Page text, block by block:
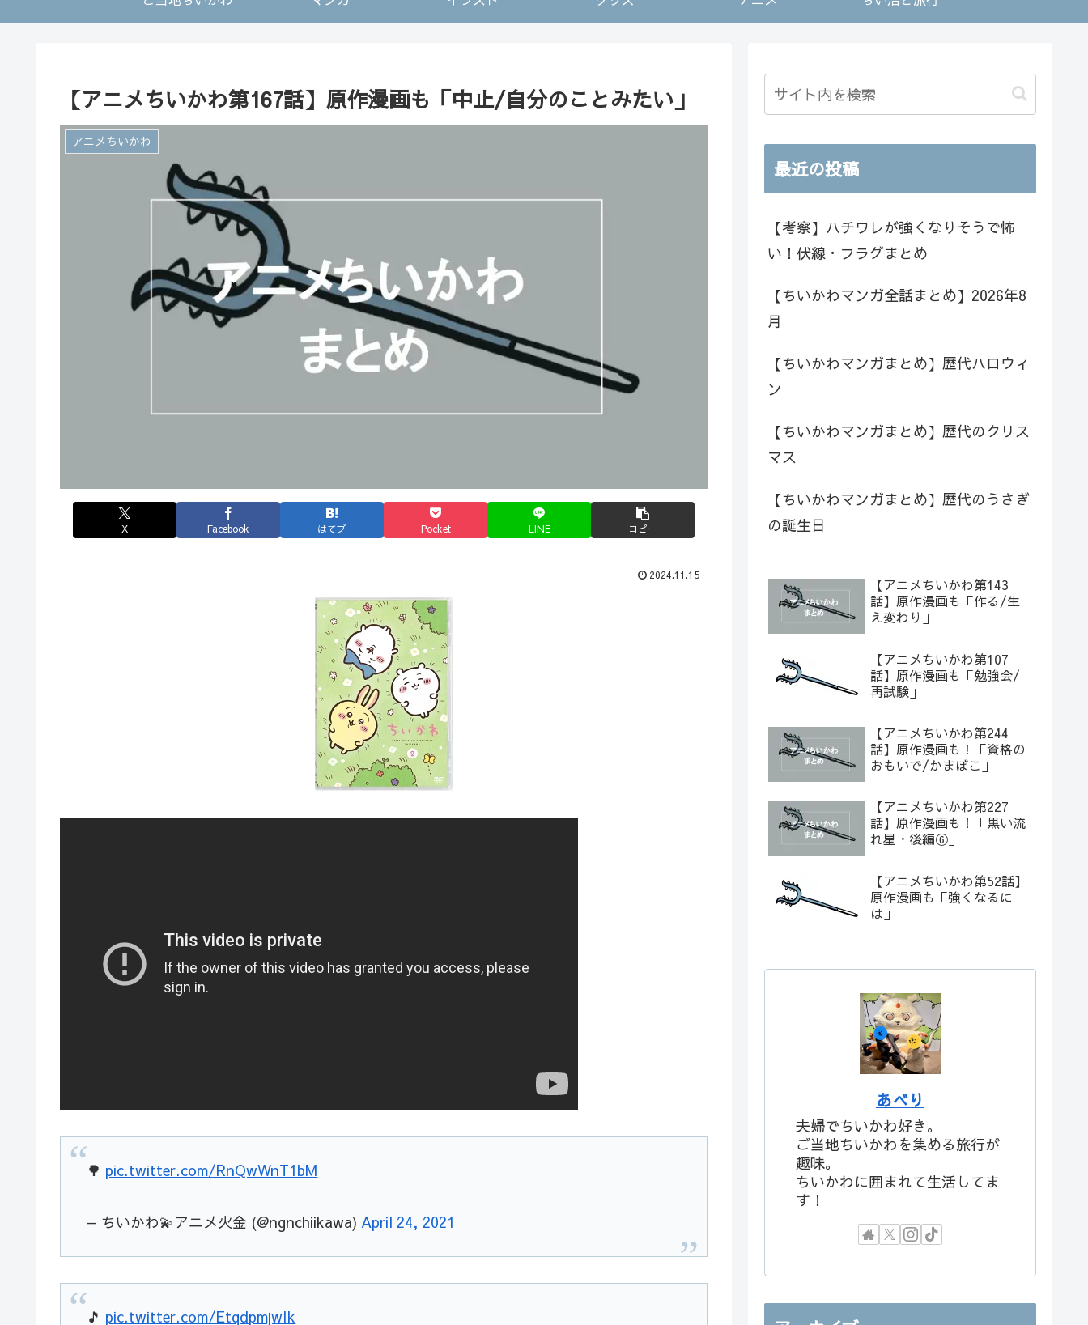
【アニメちいかわ第167話】原作漫画も「中止/自分のことみたい」
アニメちいかわ
X Facebook はてブ Pocket LINE コピー
2024.11.15
🌳 pic.twitter.com/RnQwWnT1bM
— ちいかわ💫アニメ火金 (@ngnchiikawa)April 24, 2021
🎵 pic.twitter.com/EtqdpmjwIk
最近の投稿
【考察】ハチワレが強くなりそうで怖
い！伏線・フラグまとめ
【ちいかわマンガ全話まとめ】2026年8
月
【ちいかわマンガまとめ】歴代ハロウィ
ン
【ちいかわマンガまとめ】歴代のクリス
マス
【ちいかわマンガまとめ】歴代のうさぎ
の誕生日
【アニメちいかわ第143
話】原作漫画も「作る/生
え変わり」
【アニメちいかわ第107
話】原作漫画も「勉強会/
再試験」
【アニメちいかわ第244
話】原作漫画も！「資格の
おもいで/かまぼこ」
【アニメちいかわ第227
話】原作漫画も！「黒い流
れ星・後編⑥」
【アニメちいかわ第52話】
原作漫画も「強くなるに
は」
あべり
夫婦でちいかわ好き。
ご当地ちいかわを集める旅行が
趣味。
ちいかわに囲まれて生活してま
す！